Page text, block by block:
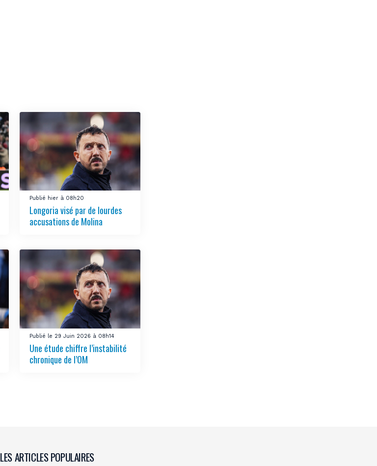
Publié hier à 08h20
Longoria visé par de lourdes
accusations de Molina
Publié le 29 Juin 2026 à 08h14
Une étude chiffre l’instabilité
chronique de l’OM
LES ARTICLES POPULAIRES